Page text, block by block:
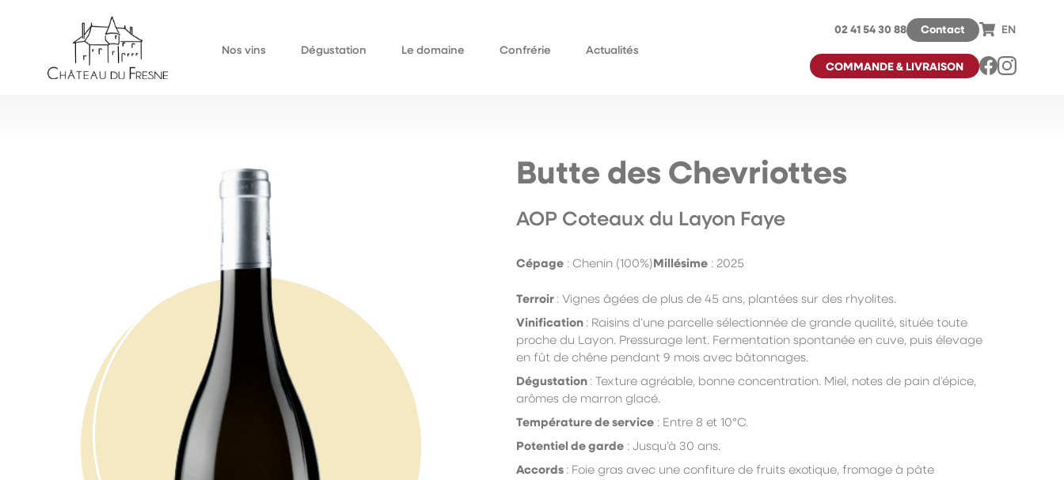
Nos vins
Jus de raisin
Dégustation Le domaine Confrérie Actualités
02 41 54 30 88 Contact
COMMANDE & LIVRAISON
EN
Butte des Chevriottes
AOP Coteaux du Layon Faye
Cépage : Chenin (100%)Millésime : 2025
Terroir : Vignes âgées de plus de 45 ans, plantées sur des rhyolites.
Vinification : Raisins d’une parcelle sélectionnée de grande qualité, située toute
proche du Layon. Pressurage lent. Fermentation spontanée en cuve, puis élevage
en fût de chêne pendant 9 mois avec bâtonnages.
Dégustation : Texture agréable, bonne concentration. Miel, notes de pain d’épice,
arômes de marron glacé.
Température de service : Entre 8 et 10°C.
Potentiel de garde : Jusqu’à 30 ans.
Accords : Foie gras avec une confiture de fruits exotique, fromage à pâte